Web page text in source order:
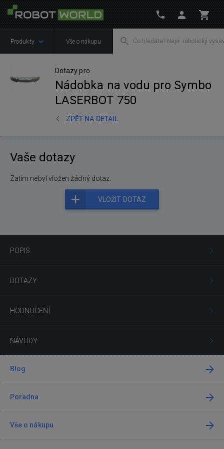
Produkty Vše o nákupu
Dotazy pro
Nádobka na vodu pro Symbo
LASERBOT 750
ZPĚT NA DETAIL
POPIS
DOTAZY
HODNOCENÍ
NÁVODY
Vaše dotazy
Zatím nebyl vložen žádný dotaz.
VLOŽIT DOTAZ
Blog
Poradna
Vše o nákupu